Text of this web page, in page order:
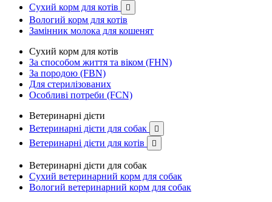
Сухий корм для котів

Вологий корм для котів
Замінник молока для кошенят
Сухий корм для котів
За способом життя та віком (FHN)
За породою (FBN)
Для стерилізованих
Особливі потреби (FCN)
Ветеринарні дієти
Ветеринарні дієти для собак

Ветеринарні дієти для котів 
Ветеринарні дієти для собак
Сухий ветеринарний корм для собак
Вологий ветеринарний корм для собак